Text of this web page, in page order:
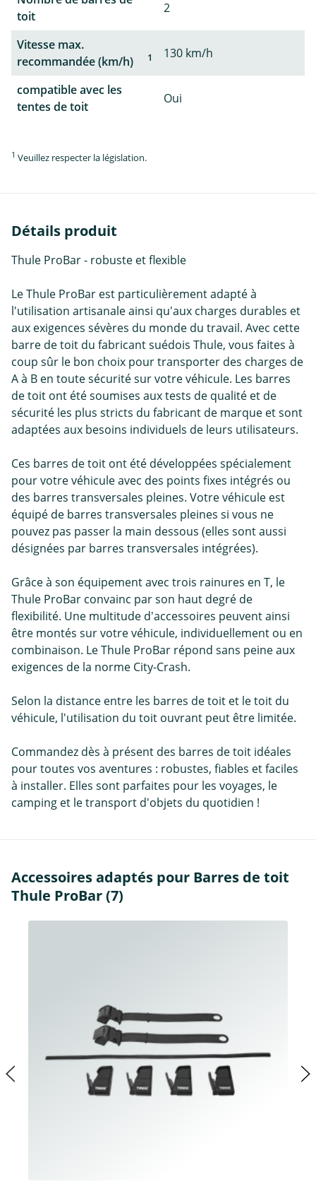
toit
2
Vitesse max.
recommandée (km/h)
1 130 km/h
compatible avec les
tentes de toit
Oui
1 Veuillez respecter la législation.
Détails produit
Thule ProBar - robuste et flexible
Le Thule ProBar est particulièrement adapté à
l'utilisation artisanale ainsi qu'aux charges durables et
aux exigences sévères du monde du travail. Avec cette
barre de toit du fabricant suédois Thule, vous faites à
coup sûr le bon choix pour transporter des charges de
A à B en toute sécurité sur votre véhicule. Les barres
de toit ont été soumises aux tests de qualité et de
sécurité les plus stricts du fabricant de marque et sont
adaptées aux besoins individuels de leurs utilisateurs.
Ces barres de toit ont été développées spécialement
pour votre véhicule avec des points fixes intégrés ou
des barres transversales pleines. Votre véhicule est
équipé de barres transversales pleines si vous ne
pouvez pas passer la main dessous (elles sont aussi
désignées par barres transversales intégrées).
Grâce à son équipement avec trois rainures en T, le
Thule ProBar convainc par son haut degré de
flexibilité. Une multitude d'accessoires peuvent ainsi
être montés sur votre véhicule, individuellement ou en
combinaison. Le Thule ProBar répond sans peine aux
exigences de la norme City-Crash.
Selon la distance entre les barres de toit et le toit du
véhicule, l'utilisation du toit ouvrant peut être limitée.
Commandez dès à présent des barres de toit idéales
pour toutes vos aventures : robustes, fiables et faciles
à installer. Elles sont parfaites pour les voyages, le
camping et le transport d'objets du quotidien !
Accessoires adaptés pour Barres de toit
Thule ProBar (7)